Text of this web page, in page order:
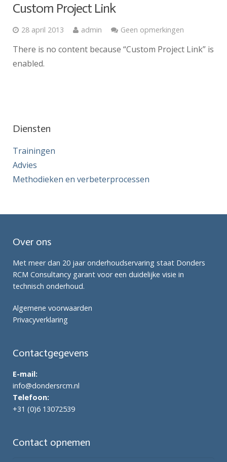
Custom Project Link
28 april 2013 admin Geen opmerkingen
There is no content because “Custom Project Link” is
enabled.
Diensten
Trainingen
Advies
Methodieken en verbeterprocessen
Over ons
Met meer dan 20 jaar onderhoudservaring staat Donders
RCM Consultancy garant voor een duidelijke visie in
technisch onderhoud.
Algemene voorwaarden
Privacyverklaring
Contactgegevens
E-mail:
info@dondersrcm.nl
Telefoon:
+31 (0)6 13072539
Contact opnemen